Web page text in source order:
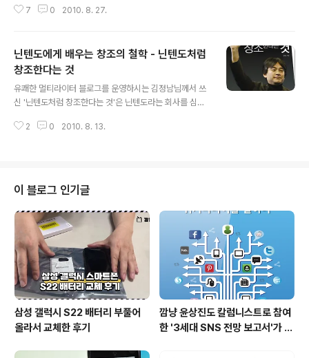
직히 이 책을 받고 감동 받았다. 스님이 쓰신 책이라고는 하
에 읽기 좋은 책이라고나 할까? 이 책을 읽으면서 법상스님
과 히말라야에 있는 상상을 해보라! 정말 멋진 일 아닌가?
그리고 법상스님! 책 정말 감사합니다.
7 0 2010. 8. 27.
닌텐도에게 배우는 창조의 철학 - 닌텐도처럼
창조한다는 것
유쾌한 멀티라이터 블로그를 운영하시는 김정남님께서 쓰
신 '닌텐도처럼 창조한다는 것'은 닌텐도라는 회사를 심층
유명한 게임 회사이다. 이들은 무수히 많은 위기가 있어 왔
나온다. "소프트웨어가 하드웨어를 팔리게 한다." "창조적
인 소프트웨어가 세상을 이끈다." 닌텐도는 게임기의 성능
보다는 소프트웨어에 승부를 걸었다. 최첨단 게임기를 앞
세운 소니, 마이크로소프트의 강력한 도전에도 불구하고
게임기 개발보다는 창조적인 게임을 개발하는데 총력을 기
울였다. 결과는? 물론 닌텐도의 승리로 끝났..
2 0 2010. 8. 13.
이 블로그 인기글
삼성 갤럭시 S22 배터리 부풀어
올라서 교체한 후기
깜냥 윤상진도 칼럼니스트로 참여
한 '3세대 SNS 전망 보고서'가 발